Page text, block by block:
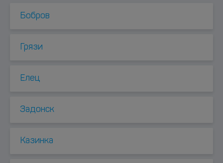
Бобров
Грязи
Елец
Задонск
Казинка